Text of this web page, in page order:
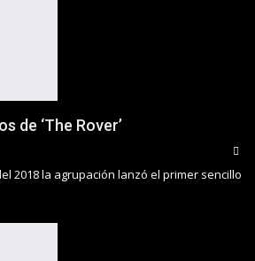
de ‘The Rover’
2018 la agrupación lanzó el primer sencillo